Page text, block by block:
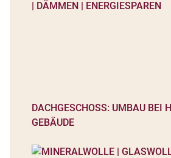
DACHGESCHOSS: UMBAU BEI
GEBÄUDE